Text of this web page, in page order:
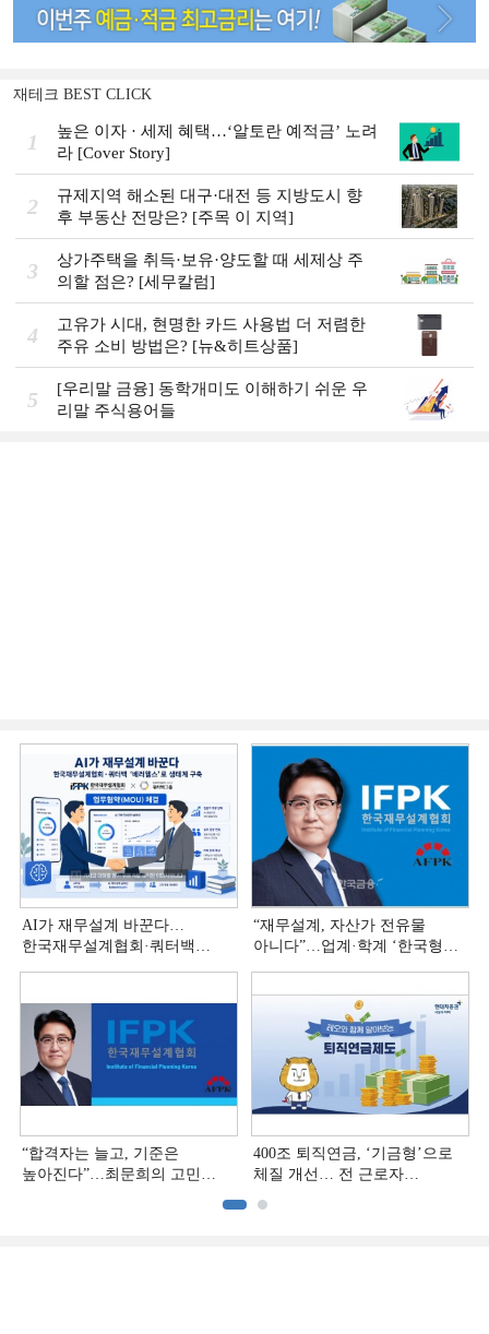
재테크 BEST CLICK
1
높은 이자 · 세제 혜택…‘알토란 예적금’ 노려
라 [Cover Story]
2
규제지역 해소된 대구·대전 등 지방도시 향
후 부동산 전망은? [주목 이 지역]
3
상가주택을 취득·보유·양도할 때 세제상 주
의할 점은? [세무칼럼]
4
고유가 시대, 현명한 카드 사용법 더 저렴한
주유 소비 방법은? [뉴&히트상품]
5
[우리말 금융] 동학개미도 이해하기 쉬운 우
리말 주식용어들
AI가 재무설계 바꾼다…
한국재무설계협회·쿼터백
“재무설계, 자산가 전유물
아니다”…업계·학계 ‘한국형
“합격자는 늘고, 기준은
높아진다”…최문희의 고민
400조 퇴직연금, ‘기금형’으로
체질 개선… 전 근로자